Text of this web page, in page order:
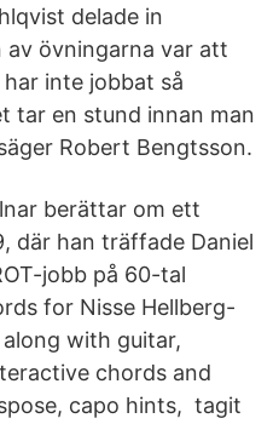
delade in
av övningarna var att
inte jobbat så
tar en stund innan man
Robert Bengtsson.
berättar om ett
där han träffade Daniel
jobb på 60-tal
for Nisse Hellberg-
with guitar,
chords and
capo hints, tagit